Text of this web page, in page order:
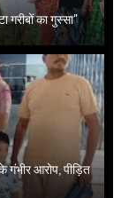
गरीबों का गुस्सा"
गंभीर आरोप, पीड़ित